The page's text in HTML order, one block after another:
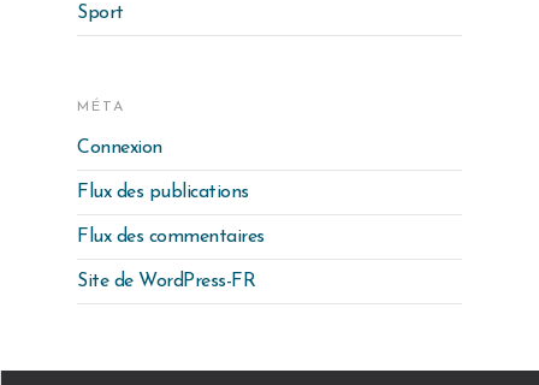
Sport
MÉTA
Connexion
Flux des publications
Flux des commentaires
Site de WordPress-FR